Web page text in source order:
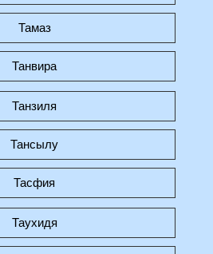
Тамаз
Танвира
Танзиля
Тансылу
Тасфия
Таухидя